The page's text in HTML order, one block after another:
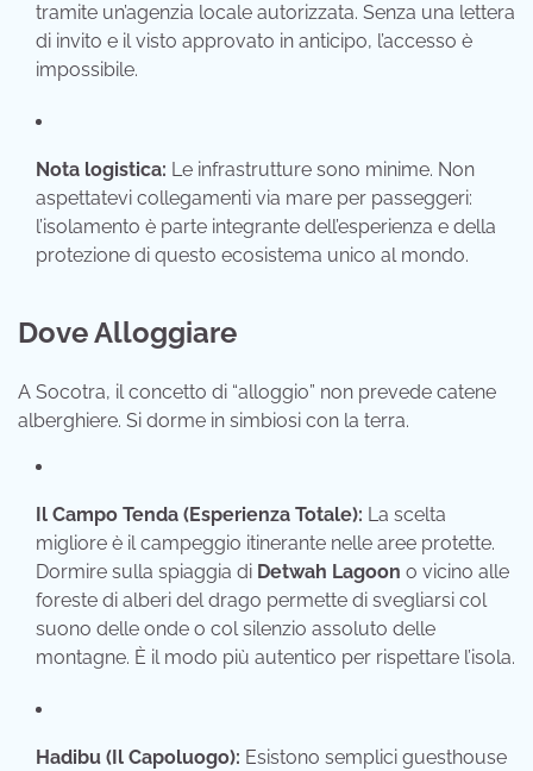
tramite un’agenzia locale autorizzata. Senza una lettera
di invito e il visto approvato in anticipo, l’accesso è
impossibile.
Nota logistica: Le infrastrutture sono minime. Non
aspettatevi collegamenti via mare per passeggeri:
l’isolamento è parte integrante dell’esperienza e della
protezione di questo ecosistema unico al mondo.
Dove Alloggiare
A Socotra, il concetto di “alloggio” non prevede catene
alberghiere. Si dorme in simbiosi con la terra.
Il Campo Tenda (Esperienza Totale): La scelta
migliore è il campeggio itinerante nelle aree protette.
Dormire sulla spiaggia di Detwah Lagoon o vicino alle
foreste di alberi del drago permette di svegliarsi col
suono delle onde o col silenzio assoluto delle
montagne. È il modo più autentico per rispettare l’isola.
Hadibu (Il Capoluogo): Esistono semplici guesthouse